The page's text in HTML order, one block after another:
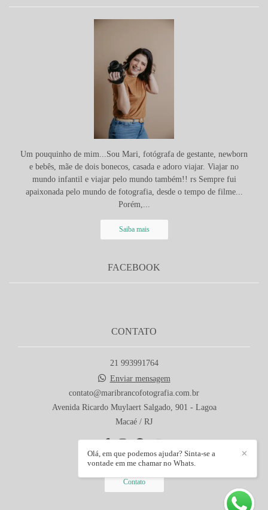
Um pouquinho de mim...Sou Mari, fotógrafa de gestante, newborn
e bebês, mãe de dois bonecos, casada e adoro viajar. Viajar no
mundo infantil e viajar pelo mundo também!! rs Sempre fui
apaixonada pelo mundo de fotografia, desde o tempo de filme...
Porém,...
Saiba mais
FACEBOOK
CONTATO
21 993991764
Enviar mensagem
contato@maribrancofotografia.com.br
Avenida Ricardo Muylaert Salgado, 901 - Lagoa
Macaé / RJ
Contato
✕
Olá, em que podemos ajudar? Sinta-se a
vontade em me chamar no Whats.